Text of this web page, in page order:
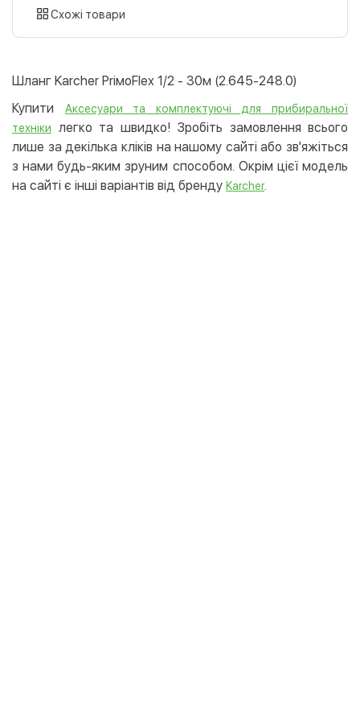
картою
Apple Pay
Google Pay
Безготівковий розрахунок
Оплата на карту юр.особи
Безкоштовно
Схожі товари
Шланг Karcher PriмoFlex 1/2 - 30м (2.645-248.0)
Купити
Аксесуари та комплектуючі для прибиральної
техніки
легко та швидко! Зробіть замовлення всього
лише за декілька кліків на нашому сайті або зв'яжіться
з нами будь-яким зруним способом. Окрім цієї модель
на сайті є інші варіантів від бренду Karcher.